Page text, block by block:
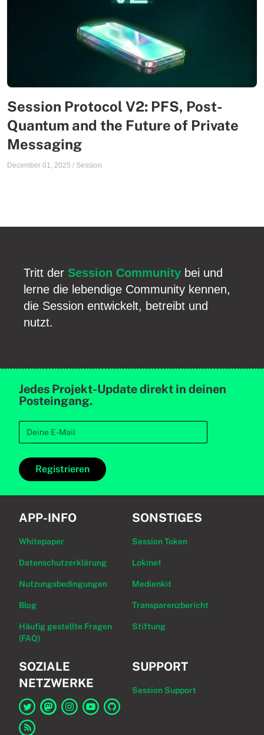
Session Protocol V2: PFS, Post-
Quantum and the Future of Private
Messaging
December 01, 2025 / Session
Tritt der Session Community bei und
lerne die lebendige Community kennen,
die Session entwickelt, betreibt und
nutzt.
Jedes Projekt-Update direkt in deinen
Posteingang.
Registrieren
APP-INFO
Whitepaper
Datenschutzerklärung
Nutzungsbedingungen
Blog
Häufig gestellte Fragen
(FAQ)
SONSTIGES
Session Token
Lokinet
Medienkit
Transparenzbericht
Stiftung
SOZIALE
NETZWERKE
Link zu Session auf Twitter
SUPPORT
Session Support